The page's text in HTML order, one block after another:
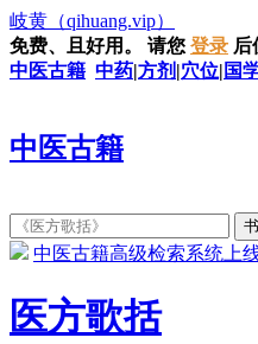
岐黄 （qihuang.vip）
免费、且好用。
请您 登录 后
中医古籍 中药|方剂 |穴位| 国
中医古籍
中医古籍高级检索系统上线
医方歌括